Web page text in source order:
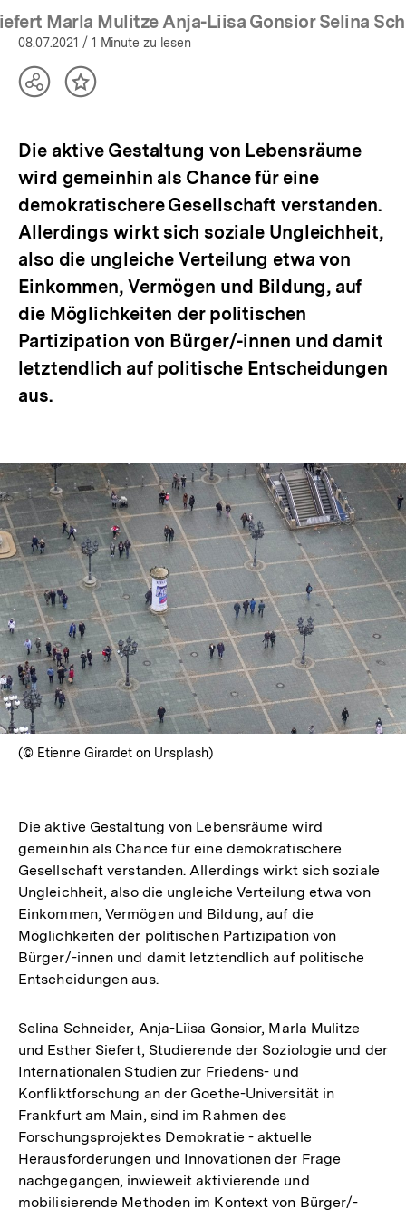
Marla Mulitze Anja-Liisa Gonsior Selina
08.07.2021 / 1 Minute zu lesen
TeilenInhalt
Die aktive Gestaltung von Lebensräume
wird gemeinhin als Chance für eine
demokratischere Gesellschaft verstanden.
Allerdings wirkt sich soziale Ungleichheit,
also die ungleiche Verteilung etwa von
Einkommen, Vermögen und Bildung, auf
die Möglichkeiten der politischen
Partizipation von Bürger/-innen und damit
letztendlich auf politische Entscheidungen
aus.
(© Etienne Girardet on Unsplash)
Die aktive Gestaltung von Lebensräume wird
gemeinhin als Chance für eine demokratischere
Gesellschaft verstanden. Allerdings wirkt sich soziale
Ungleichheit, also die ungleiche Verteilung etwa von
Einkommen, Vermögen und Bildung, auf die
Möglichkeiten der politischen Partizipation von
Bürger/-innen und damit letztendlich auf politische
Entscheidungen aus.
Selina Schneider, Anja-Liisa Gonsior, Marla Mulitze
und Esther Siefert, Studierende der Soziologie und der
Internationalen Studien zur Friedens- und
Konfliktforschung an der Goethe-Universität in
Frankfurt am Main, sind im Rahmen des
Forschungsprojektes Demokratie - aktuelle
Herausforderungen und Innovationen der Frage
nachgegangen, inwieweit aktivierende und
mobilisierende Methoden im Kontext von Bürger/-